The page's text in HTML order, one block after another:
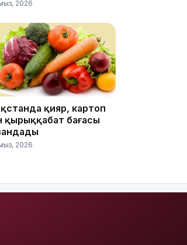
2026
қияр, картоп
қырыққабат бағасы
2026